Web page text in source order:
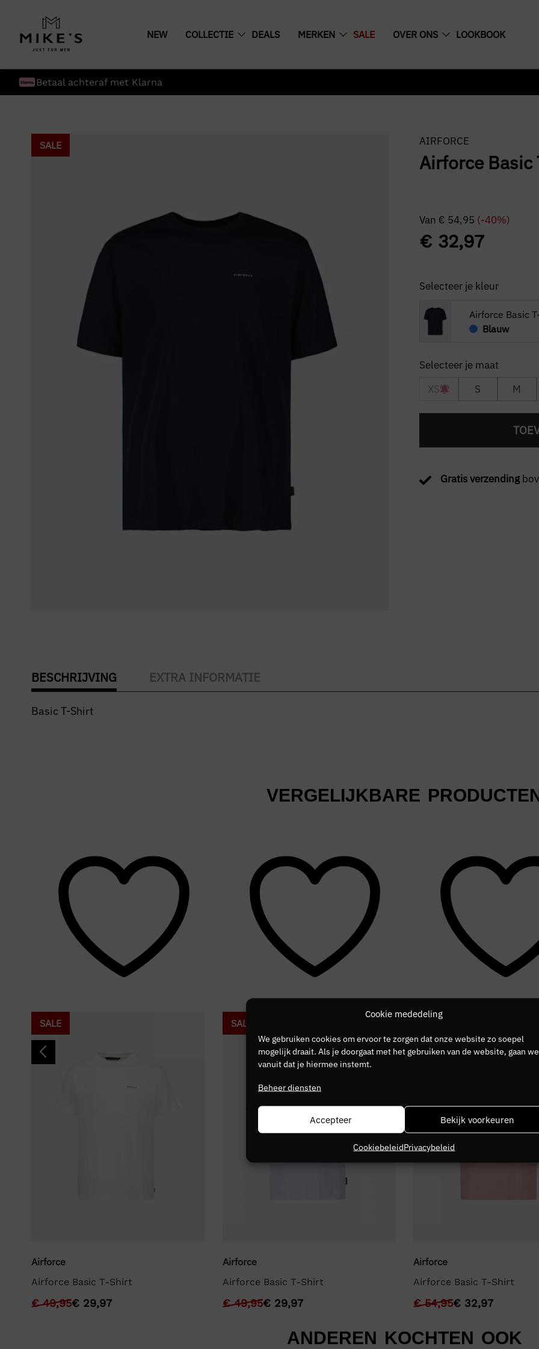
Cookie mededeling
We gebruiken cookies om ervoor te zorgen dat onze website zo soepel
mogelijk draait. Als je doorgaat met het gebruiken van de website, gaan
vanuit dat je hiermee instemt.
Beheer diensten
Accepteer Bekijk voorkeuren
CookiebeleidPrivacybeleid
NEW COLLECTIE DEALS MERKEN SALE OVER ONS LOOKBOOK
Betaal achteraf met Klarna
SALE AIRFORCE
Airforce Basic
Van € 54,95 (-40%)
€32,97
Selecteer je kleur
Airforce Basic
Blauw
XS S M
Gratis verzending
BESCHRIJVING EXTRA INFORMATIE
Basic T-Shirt
VERGELIJKBARE
SALE
Airforce
Airforce Basic T-Shirt
€49,95€ 29,97
SALE
Airforce
Airforce Basic T-Shirt
€49,95€29,97
SALE
Airforce
Airforce Basic T-Shirt
€54,95€ 32,97
ANDEREN KOCHTEN OOK